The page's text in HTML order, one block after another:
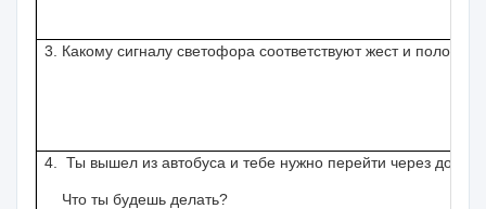
3 . Какому сигналу светофора соответствуют жест и
4. Ты вышел из автобуса и тебе нужно перейти через дорогу.
Что ты будешь делать?